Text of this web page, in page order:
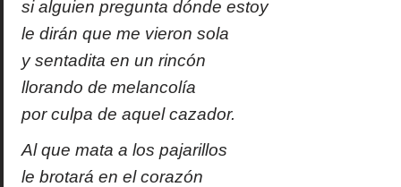
si alguien pregunta dónde estoy
le dirán que me vieron sola
y sentadita en un rincón
llorando de melancolía
por culpa de aquel cazador.
Al que mata a los pajarillos
le brotará en el corazón